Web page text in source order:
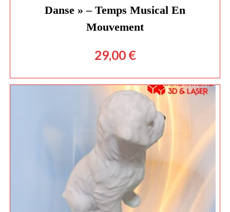
Danse » – Temps Musical En
Mouvement
29,00 €